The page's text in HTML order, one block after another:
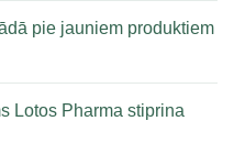
pie jauniem produktiem
Lotos Pharma stiprina